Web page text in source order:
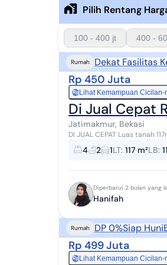
Pilih Rentang
100 - 400 jt 400 -
Rumah Dekat Fasilitas
Rp 450 Juta
RpLihat Kemampuan Cicilan-
Di Jual Cepat
Jatimakmur, Bekasi
DI JUAL CEPAT Luas tanah 117m² SHM Harga 450jt Lokasi strategis Lingkungan aman dan asri Dekat dengan
pusat perbelnjaan Dekat dg
4 2 1LT: 117 m²LB:
Diperbarui 2 bulan yang
Hanifah
Rumah DP 0%Siap Huni
Rp 499 Juta
RpLihat Kemampuan Cicilan-